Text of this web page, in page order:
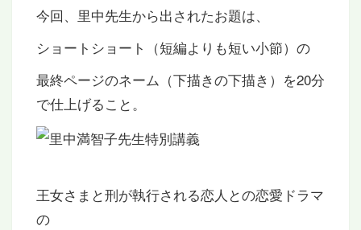
今回、里中先生から出されたお題は、
ショートショート（短編よりも短い小節）の
最終ページのネーム（下描きの下描き）を20分
で仕上げること。
王女さまと刑が執行される恋人との恋愛ドラマ
の